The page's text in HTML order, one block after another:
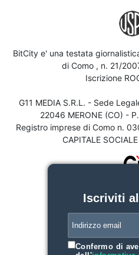
BitCity e' una testata
di Como , n. 21/
Iscrizione
G11 MEDIA S.R.L. - Sede
22046 MERONE (CO) -
Registro imprese di Como n.
CAPITALE
Iscriviti
Confermo di